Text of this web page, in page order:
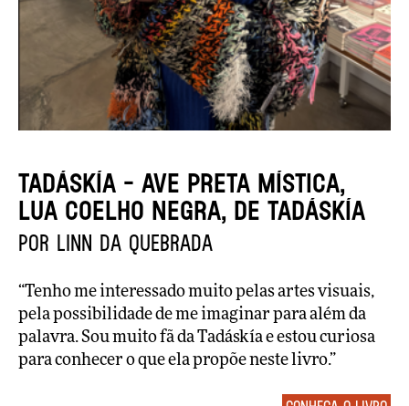
TADÁSKÍA - AVE PRETA MÍSTICA,
LUA COELHO NEGRA, de Tadáskía
por Linn da Quebrada
“Tenho me interessado muito pelas artes visuais,
pela possibilidade de me imaginar para além da
palavra. Sou muito fã da Tadáskía e estou curiosa
para conhecer o que ela propõe neste livro.”